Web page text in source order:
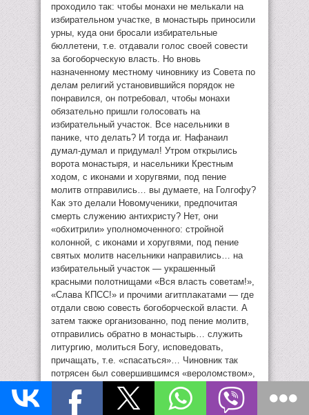
проходило так: чтобы монахи не мелькали на
избирательном участке, в монастырь приносили
урны, куда они бросали избирательные
бюллетени, т.е. отдавали голос своей совести
за богоборческую власть. Но вновь
назначенному местному чиновнику из Совета по
делам религий установившийся порядок не
понравился, он потребовал, чтобы монахи
обязательно пришли голосовать на
избирательный участок. Все насельники в
панике, что делать? И тогда иг. Нафанаил
думал-думал и придумал! Утром открылись
ворота монастыря, и насельники Крестным
ходом, с иконами и хоругвями, под пение
молитв отправились… вы думаете, на Голгофу?
Как это делали Новомученики, предпочитая
смерть служению антихристу? Нет, они
«обхитрили» уполномоченного: стройной
колонной, с иконами и хоругвями, под пение
святых молитв насельники направились… на
избирательный участок — украшенный
красными полотнищами «Вся власть советам!»,
«Слава КПСС!» и прочими агитплакатами — где
отдали свою совесть богоборческой власти. А
затем также организованно, под пение молитв,
отправились обратно в монастырь… служить
литургию, молиться Богу, исповедовать,
причащать, т.е. «спасаться»… Чиновник так
потрясен был совершившимся «вероломством»,
что больше на избирательном участке монахи
не голосовали, но — они продолжали делать
это в монастыре! Не только насельники, но и